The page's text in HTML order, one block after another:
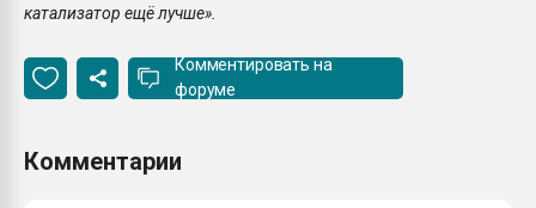
катализатор ещё лучше».
Комментировать на
форуме
Комментарии